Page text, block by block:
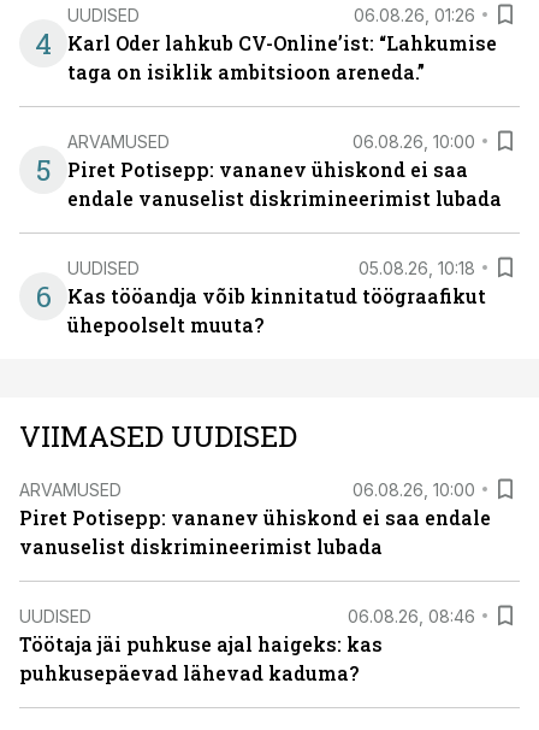
4
UUDISED 06.08.26, 01:26
Karl Oder lahkub CV-Online’ist: “Lahkumise
taga on isiklik ambitsioon areneda.”
5
ARVAMUSED 06.08.26, 10:00
Piret Potisepp: vananev ühiskond ei saa
endale vanuselist diskrimineerimist lubada
6
UUDISED 05.08.26, 10:18
Kas tööandja võib kinnitatud töögraafikut
ühepoolselt muuta?
VIIMASED UUDISED
ARVAMUSED 06.08.26, 10:00
Piret Potisepp: vananev ühiskond ei saa endale
vanuselist diskrimineerimist lubada
UUDISED 06.08.26, 08:46
Töötaja jäi puhkuse ajal haigeks: kas
puhkusepäevad lähevad kaduma?